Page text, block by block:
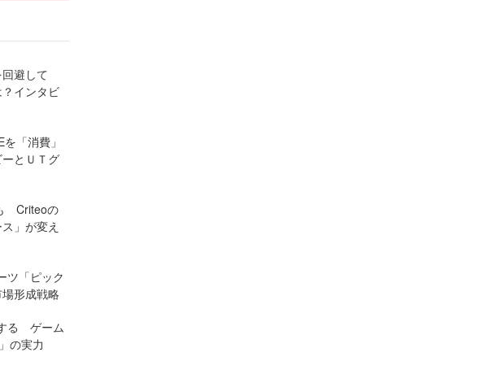
避して
？インタビ
「消費」
とＵＴグ
Criteoの
」が変え
ツ「ピック
形成戦略
る ゲーム
の実力